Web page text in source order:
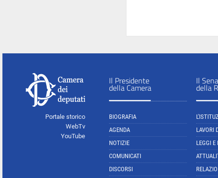
Portale storico
WebTv
YouTube
Il Presidente
della Camera
BIOGRAFIA
AGENDA
NOTIZIE
COMUNICATI
DISCORSI
Il
della
LAVORI
LEGGI E